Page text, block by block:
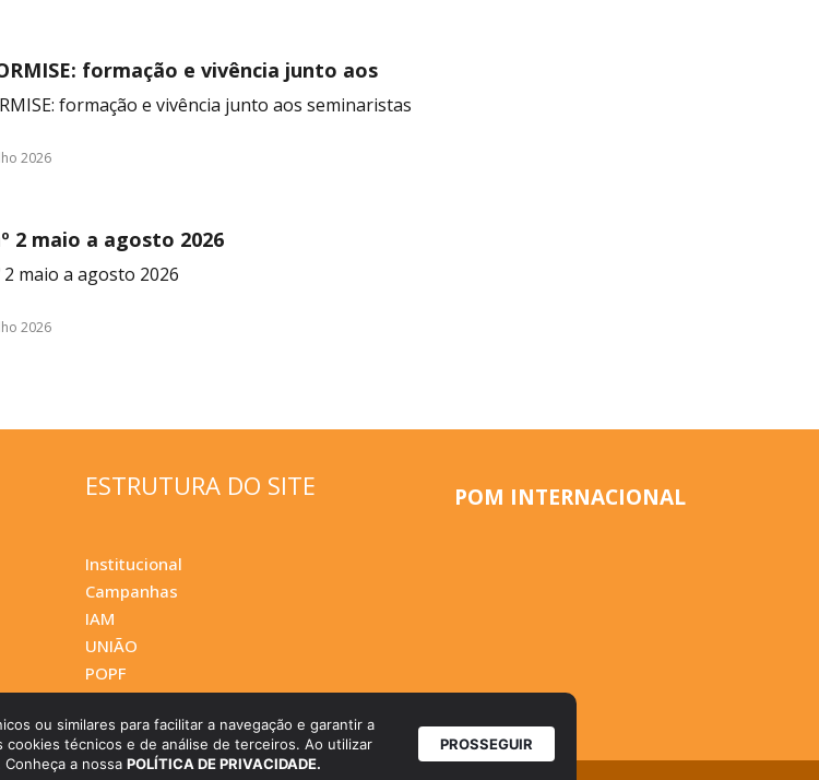
formação e vivência junto aos
formação e vivência junto aos seminaristas
2026
2 maio a agosto 2026
2 maio a agosto 2026
2026
ou similares para facilitar a navegação e garantir a
técnicos e de análise de terceiros. Ao utilizar
a nossa POLÍTICA DE PRIVACIDADE.
PROSSEGUIR
ESTRUTURA DO SITE
Institucional
Campanhas
IAM
UNIÃO
POPF
POM INTERNACIONAL